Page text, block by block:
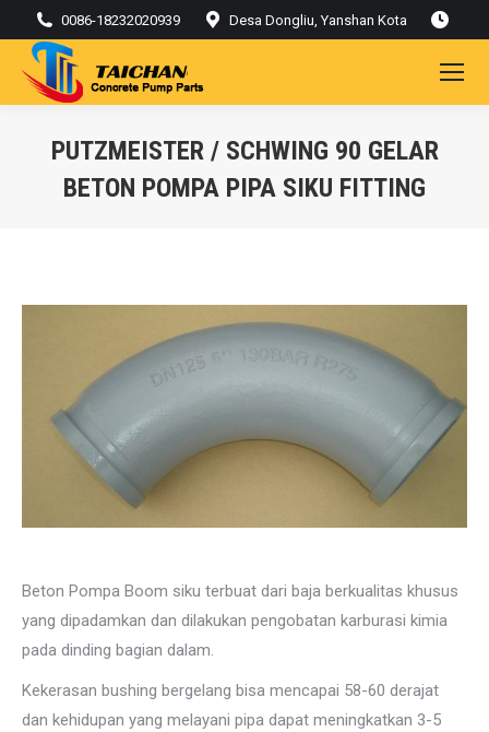
0086-18232020939 Desa Dongliu, Yanshan Kota
PUTZMEISTER / SCHWING 90 GELAR
BETON POMPA PIPA SIKU FITTING
Beton Pompa Boom siku terbuat dari baja berkualitas khusus
yang dipadamkan dan dilakukan pengobatan karburasi kimia
pada dinding bagian dalam.
Kekerasan bushing bergelang bisa mencapai 58-60 derajat
dan kehidupan yang melayani pipa dapat meningkatkan 3-5